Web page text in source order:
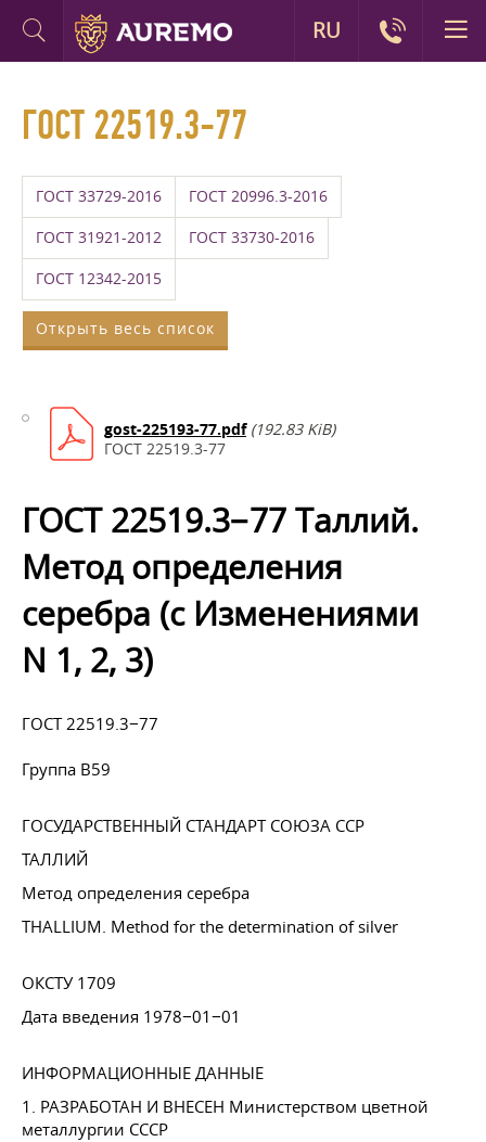
ГОСТ 22519.3-77
ГОСТ 33729-2016 ГОСТ 20996.3-2016
ГОСТ 31921-2012 ГОСТ 33730-2016
ГОСТ 12342-2015
Открыть весь список
gost-225193-77.pdf (192.83 KiB)
ГОСТ 22519.3-77
ГОСТ 22519.3−77 Таллий.
Метод определения
серебра (с Изменениями
N 1, 2, 3)
ГОСТ 22519.3−77
Группа В59
ГОСУДАРСТВЕННЫЙ СТАНДАРТ СОЮЗА ССР
ТАЛЛИЙ
Метод определения серебра
THALLIUM. Method for the determination of silver
ОКСТУ 1709
Дата введения 1978−01−01
ИНФОРМАЦИОННЫЕ ДАННЫЕ
1. РАЗРАБОТАН И ВНЕСЕН Министерством цветной
металлургии СССР
RU